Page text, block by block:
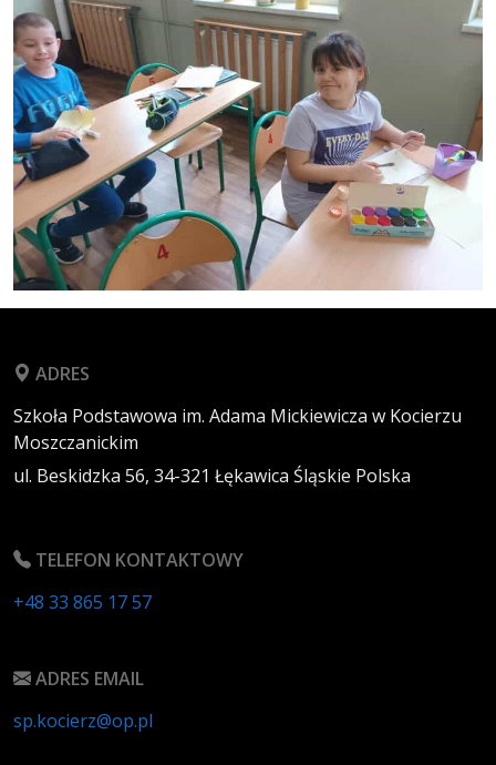
ADRES
Szkoła Podstawowa im. Adama Mickiewicza w Kocierzu
Moszczanickim
ul. Beskidzka 56, 34-321 Łękawica Śląskie Polska
TELEFON KONTAKTOWY
+48 33 865 17 57
ADRES EMAIL
sp.kocierz@op.pl